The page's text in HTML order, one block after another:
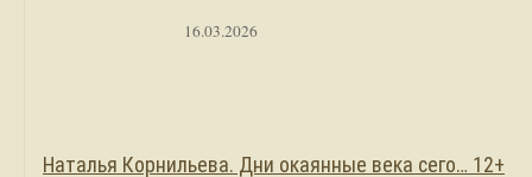
16.03.2026
Наталья Корнильева. Дни окаянные века сего… 12+